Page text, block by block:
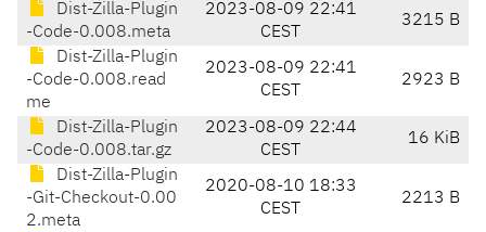
Dist-Zilla-Plugin
-Code-0.008.meta
2023-08-09 22:41
CEST
3215 B
Dist-Zilla-Plugin
-Code-0.008.read
me
2023-08-09 22:41
CEST
2923 B
Dist-Zilla-Plugin
-Code-0.008.tar.gz
2023-08-09 22:44
CEST
16 KiB
Dist-Zilla-Plugin
-Git-Checkout-0.00
2.meta
2020-08-10 18:33
CEST
2213 B